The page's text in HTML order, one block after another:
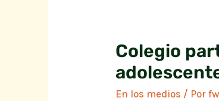
Colegio
En los medios / Por